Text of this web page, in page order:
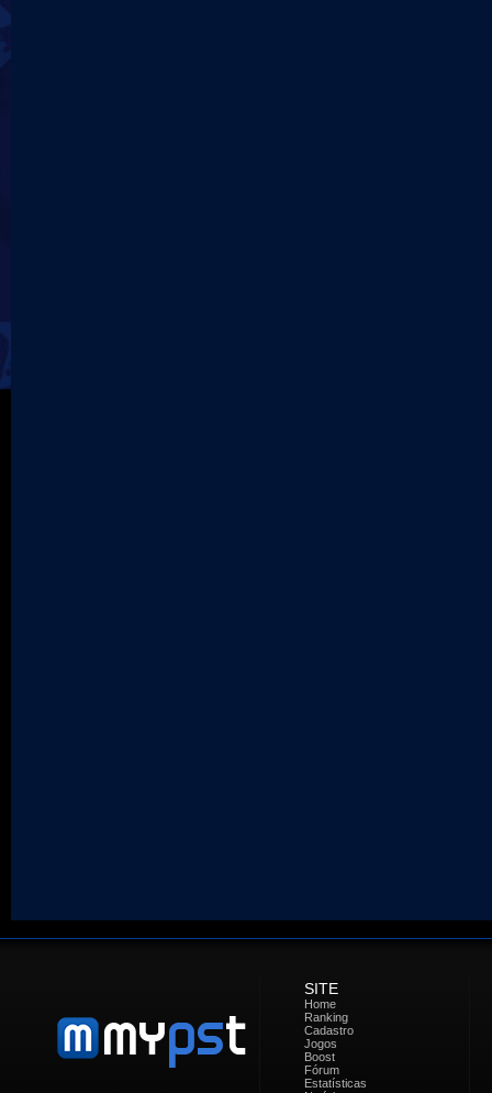
SITE
Home
Ranking
Cadastro
Jogos
Boost
Fórum
Estatísticas